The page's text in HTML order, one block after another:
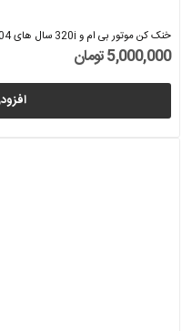
خنک کن موتور بی ام و 320i سال های 2004 تا 2010...
5,000,000 تومان